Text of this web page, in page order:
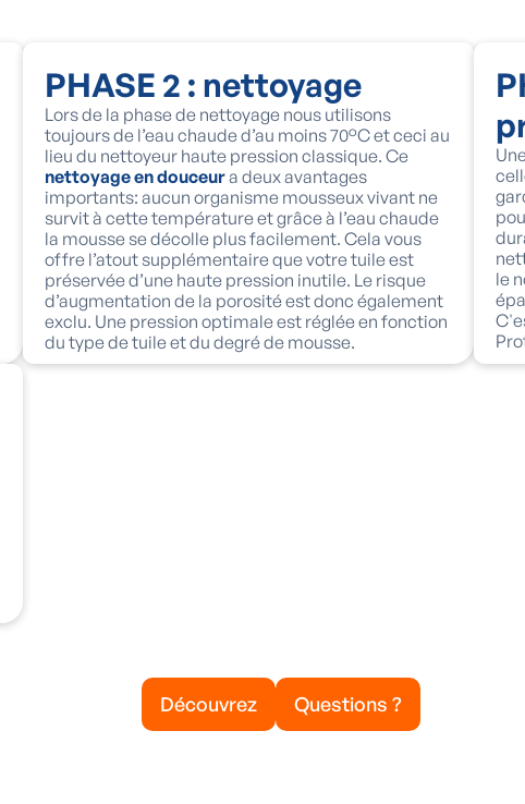
PHASE 2 : nettoyage
Lors de la phase de nettoyage nous utilisons
toujours de l’eau chaude d’au moins 70°C et ceci au
lieu du nettoyeur haute pression classique. Ce
nettoyage en douceura deux avantages
importants: aucun organisme mousseux vivant ne
survit à cette température et grâce à l’eau chaude
la mousse se décolle plus facilement. Cela vous
offre l’atout supplémentaire que votre tuile est
préservée d’une haute pression inutile. Le risque
d’augmentation de la porosité est donc également
exclu. Une pression optimale est réglée en fonction
du type de tuile et du degré de mousse.
le
Découvrez Questions ?